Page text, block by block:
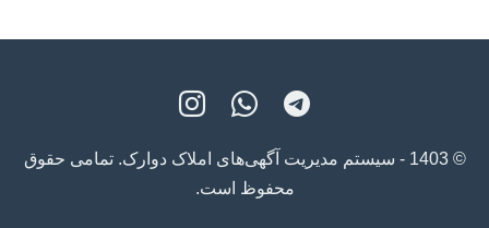
© 1403 - سیستم مدیریت آگهی‌های املاک دوارک. تمامی حقوق
محفوظ است.